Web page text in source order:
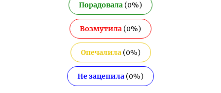
Порадовала (0%)
Возмутила (0%)
Опечалила(0%)
Не зацепила (0%)